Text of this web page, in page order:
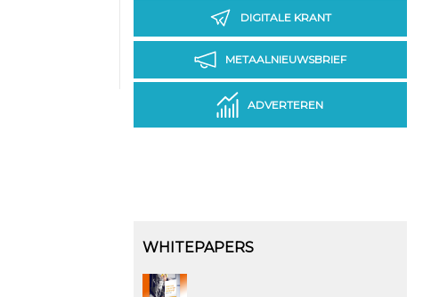
DIGITALE KRANT
METAALNIEUWSBRIEF
ADVERTEREN
WHITEPAPERS